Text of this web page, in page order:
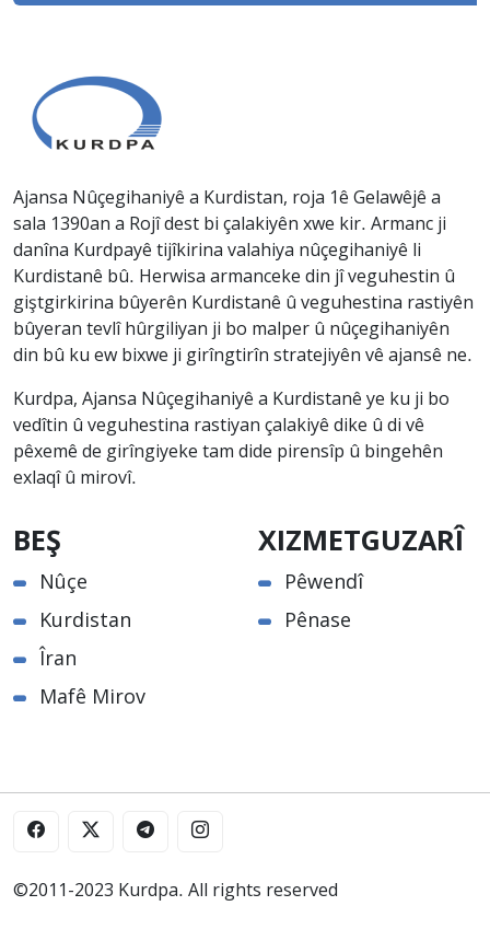
Ajansa Nûçegihaniyê a Kurdistan, roja 1ê Gelawêjê a
sala 1390an a Rojî dest bi çalakiyên xwe kir. Armanc ji
danîna Kurdpayê tijîkirina valahiya nûçegihaniyê li
Kurdistanê bû. Herwisa armanceke din jî veguhestin û
giştgirkirina bûyerên Kurdistanê û veguhestina rastiyên
bûyeran tevlî hûrgiliyan ji bo malper û nûçegihaniyên
din bû ku ew bixwe ji girîngtirîn stratejiyên vê ajansê ne.
Kurdpa, Ajansa Nûçegihaniyê a Kurdistanê ye ku ji bo
vedîtin û veguhestina rastiyan çalakiyê dike û di vê
pêxemê de girîngiyeke tam dide pirensîp û bingehên
exlaqî û mirovî.
BEŞ
Nûçe
Kurdistan
Îran
Mafê Mirov
XIZMETGUZARÎ
Pêwendî
Pênase
©2011-2023 Kurdpa. All rights reserved